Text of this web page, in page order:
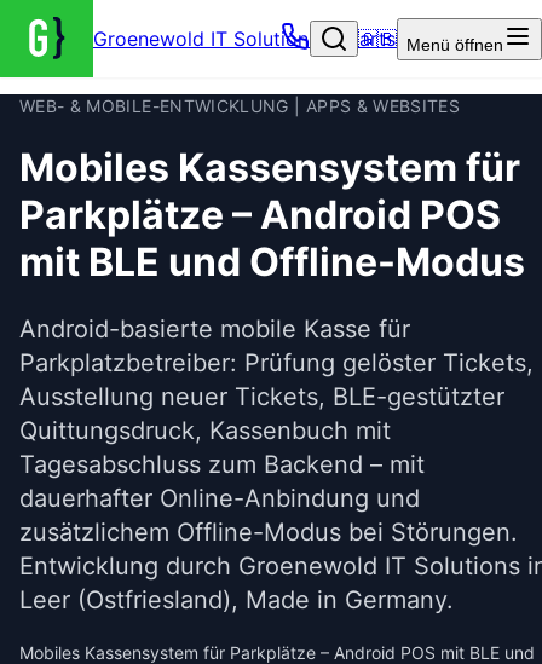
Groenewold IT Solutions – Startseite
🇬🇧 Menü öffnen
WEB- & MOBILE-ENTWICKLUNG | APPS & WEBSITES
Mobiles Kassensystem für
Parkplätze – Android POS
mit BLE und Offline-Modus
Android-basierte mobile Kasse für
Parkplatzbetreiber: Prüfung gelöster Tickets,
Ausstellung neuer Tickets, BLE-gestützter
Quittungsdruck, Kassenbuch mit
Tagesabschluss zum Backend – mit
dauerhafter Online-Anbindung und
zusätzlichem Offline-Modus bei Störungen.
Entwicklung durch Groenewold IT Solutions
Leer (Ostfriesland), Made in Germany.
Mobiles Kassensystem für Parkplätze – Android POS mit BLE und